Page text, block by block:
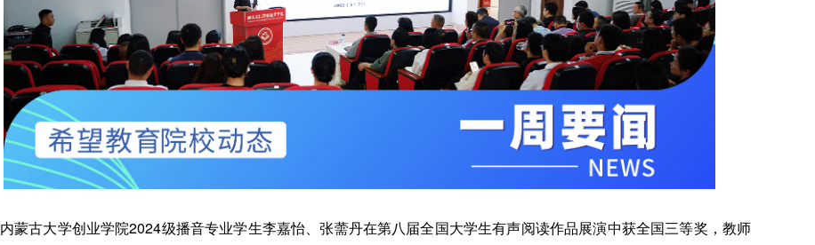
内蒙古大学创业学院2024级播音专业学生李嘉怡、张薷丹在第八届全国大学生有声阅读作品展演中获全国三等奖，教师